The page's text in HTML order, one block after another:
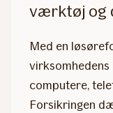
værktøj og
Med en
computere,
Forsikringen